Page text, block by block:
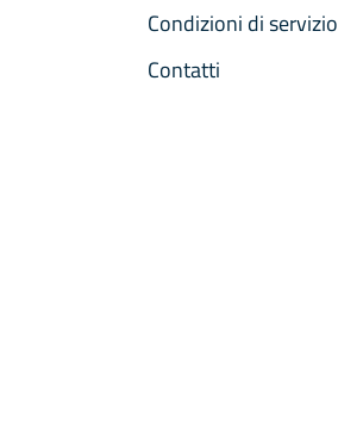
Condizioni di servizio
Contatti